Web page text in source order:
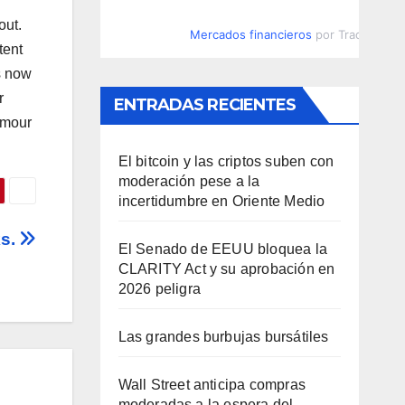
now
Mercados financieros por
ENTRADAS RECIENTES
El bitcoin y las criptos suben con
moderación pese a la
incertidumbre en Oriente Medio
El Senado de EEUU bloquea la
CLARITY Act y su aprobación en
2026 peligra
Las grandes burbujas bursátiles
Wall Street anticipa compras